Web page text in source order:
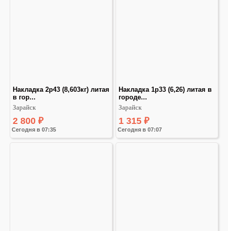
Сегодня в 07:35
Накладкa 2р43 (8,603кг) литая
в гoр...
Зарайск
2 800 ₽
Сегодня в 07:07
Накладка 1р33 (6,26) литaя в
гoрoде...
Зарайск
1 315 ₽